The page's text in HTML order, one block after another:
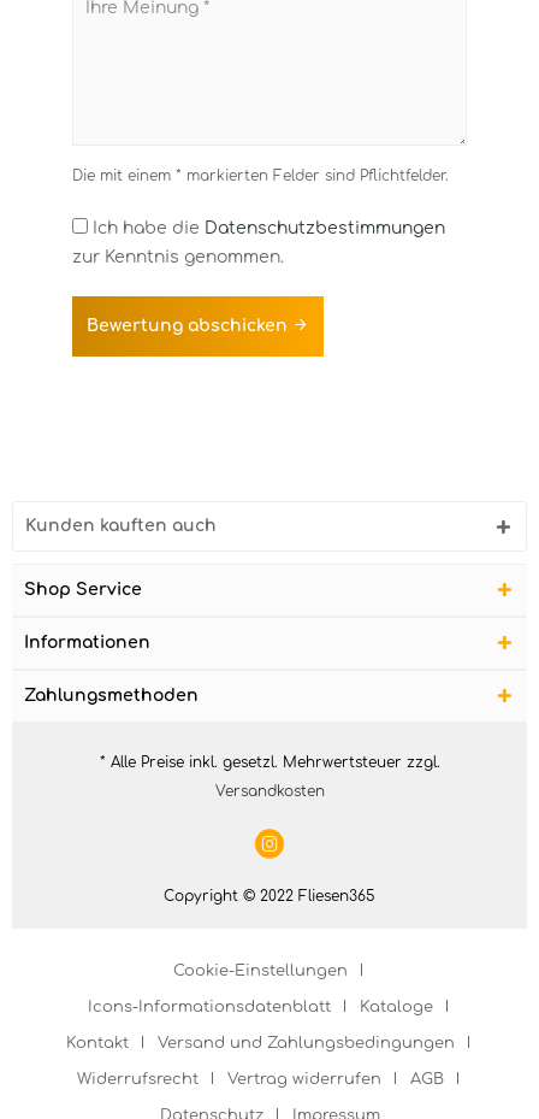
Die mit einem * markierten Felder sind Pflichtfelder.
Ich habe die Datenschutzbestimmungen
zur Kenntnis genommen.
Bewertung abschicken
Kunden kauften auch
Shop Service
Informationen
Zahlungsmethoden
* Alle Preise inkl. gesetzl. Mehrwertsteuer zzgl.
Versandkosten
Copyright © 2022 Fliesen365
Cookie-Einstellungen
Icons-Informationsdatenblatt Kataloge
Kontakt Versand und Zahlungsbedingungen
Widerrufsrecht Vertrag widerrufen AGB
Datenschutz Impressum